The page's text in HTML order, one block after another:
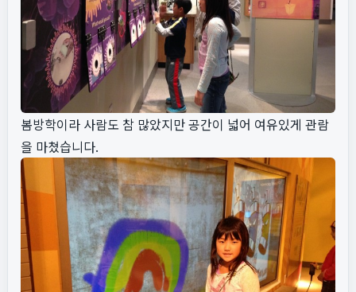
봄방학이라 사람도 참 많았지만 공간이 넓어 여유있게 관람
을 마쳤습니다.